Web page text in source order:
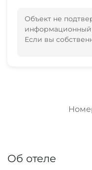
Объект не
информационный
Если вы
Об отеле